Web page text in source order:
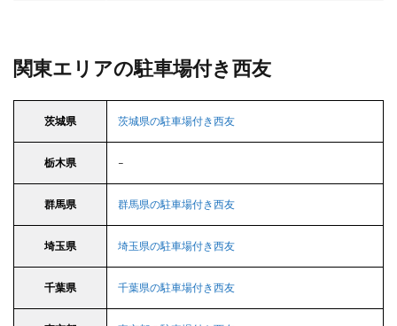
関東エリアの駐車場付き西友
茨城県 茨城県の駐車場付き西友
栃木県 –
群馬県 群馬県の駐車場付き西友
埼玉県 埼玉県の駐車場付き西友
千葉県 千葉県の駐車場付き西友